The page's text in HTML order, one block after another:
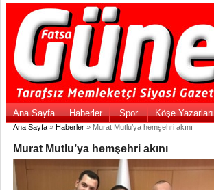
Ana Sayfa Haberler Spor Köşe Yazarları
Ana Sayfa » Haberler » Murat Mutlu’ya hemşehri akını
Murat Mutlu’ya hemşehri akını